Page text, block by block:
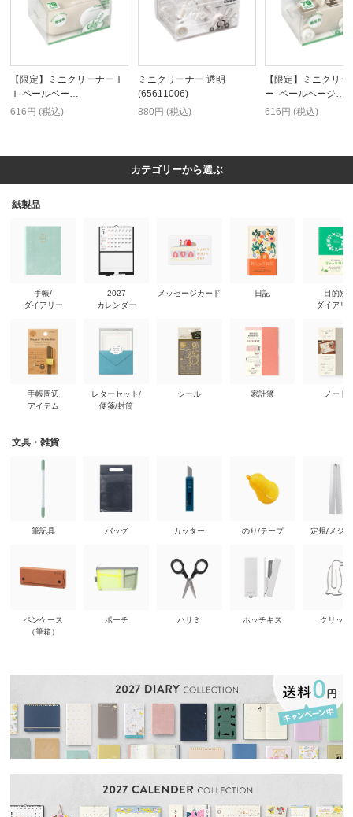
【限定】ミニクリーナーＩ
Ｉ ペールベー…
616円 (税込)
ミニクリーナー 透明
(65611006)
880円 (税込)
【限定】ミニクリー
ー ペールベージ…
616円 (税込)
カテゴリーから選ぶ
紙製品
手帳/
ダイアリー
手帳周辺
アイテム
2027
カレンダー
レターセット/
便箋/封筒
メッセージカード
シール
日記
家計簿
目的別
ダイアリ
ノート
文具・雑貨
筆記具
ペンケース
（筆箱）
バッグ
ポーチ
カッター
ハサミ
のり/テープ
ホッチキス
定規/メジ
クリップ